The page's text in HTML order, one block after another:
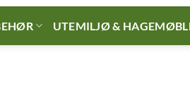
UTEMILJØ &